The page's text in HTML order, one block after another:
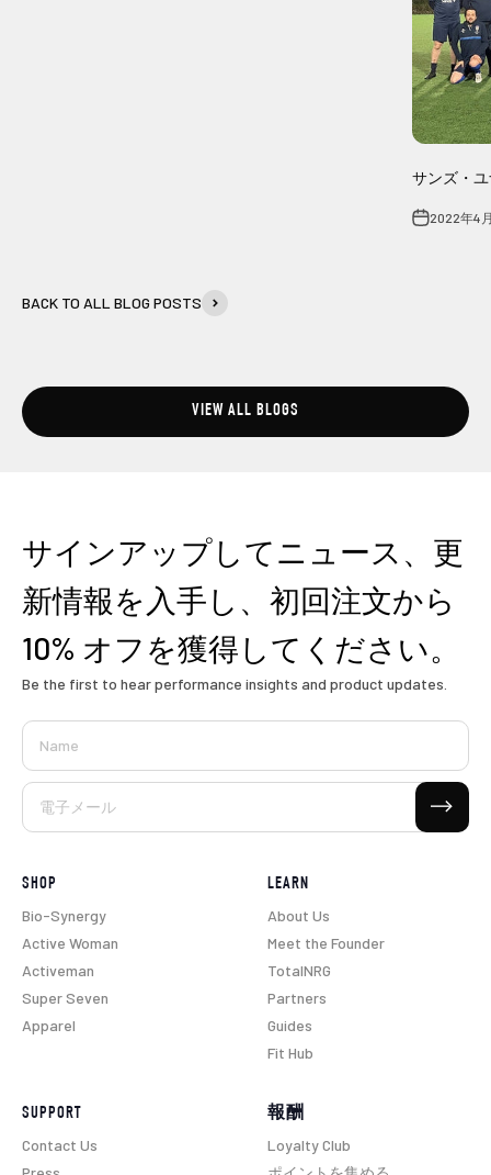
サンズ・
2022年4
BACK TO ALL BLOG POSTS
VIEW ALL BLOGS
サインアップしてニュース、更
新情報を入手し、初回注文から
10% オフを獲得してください。
Be the first to hear performance insights and product updates.
Name
電子メール
購読する
SHOP
Bio-Synergy
Active Woman
Activeman
Super Seven
Apparel
LEARN
About Us
Meet the Founder
TotalNRG
Partners
Guides
Fit Hub
SUPPORT
Contact Us
報酬
Loyalty Club